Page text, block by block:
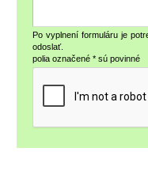
Po vyplnení formuláru je
odoslať.
polia označené * sú povinné